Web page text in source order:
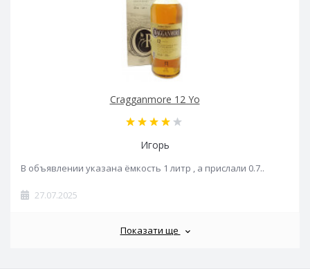
Cragganmore 12 Yo
Игорь
В объявлении указана ёмкость 1 литр , а прислали 0.7..
27.07.2025
Показати ще